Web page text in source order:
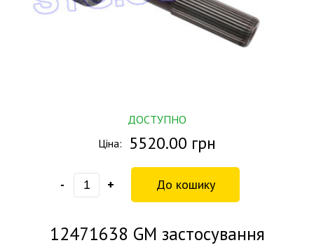
ДОСТУПНО
Ціна:
5520.00 грн
- +
12471638 GM застосування